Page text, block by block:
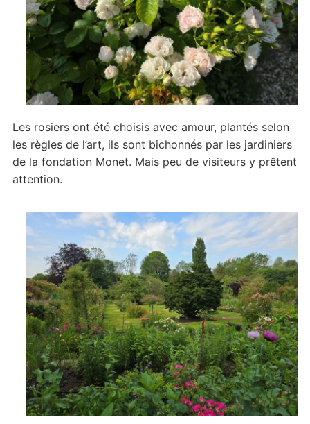
Les rosiers ont été choisis avec amour, plantés selon
les règles de l’art, ils sont bichonnés par les jardiniers
de la fondation Monet. Mais peu de visiteurs y prêtent
attention.